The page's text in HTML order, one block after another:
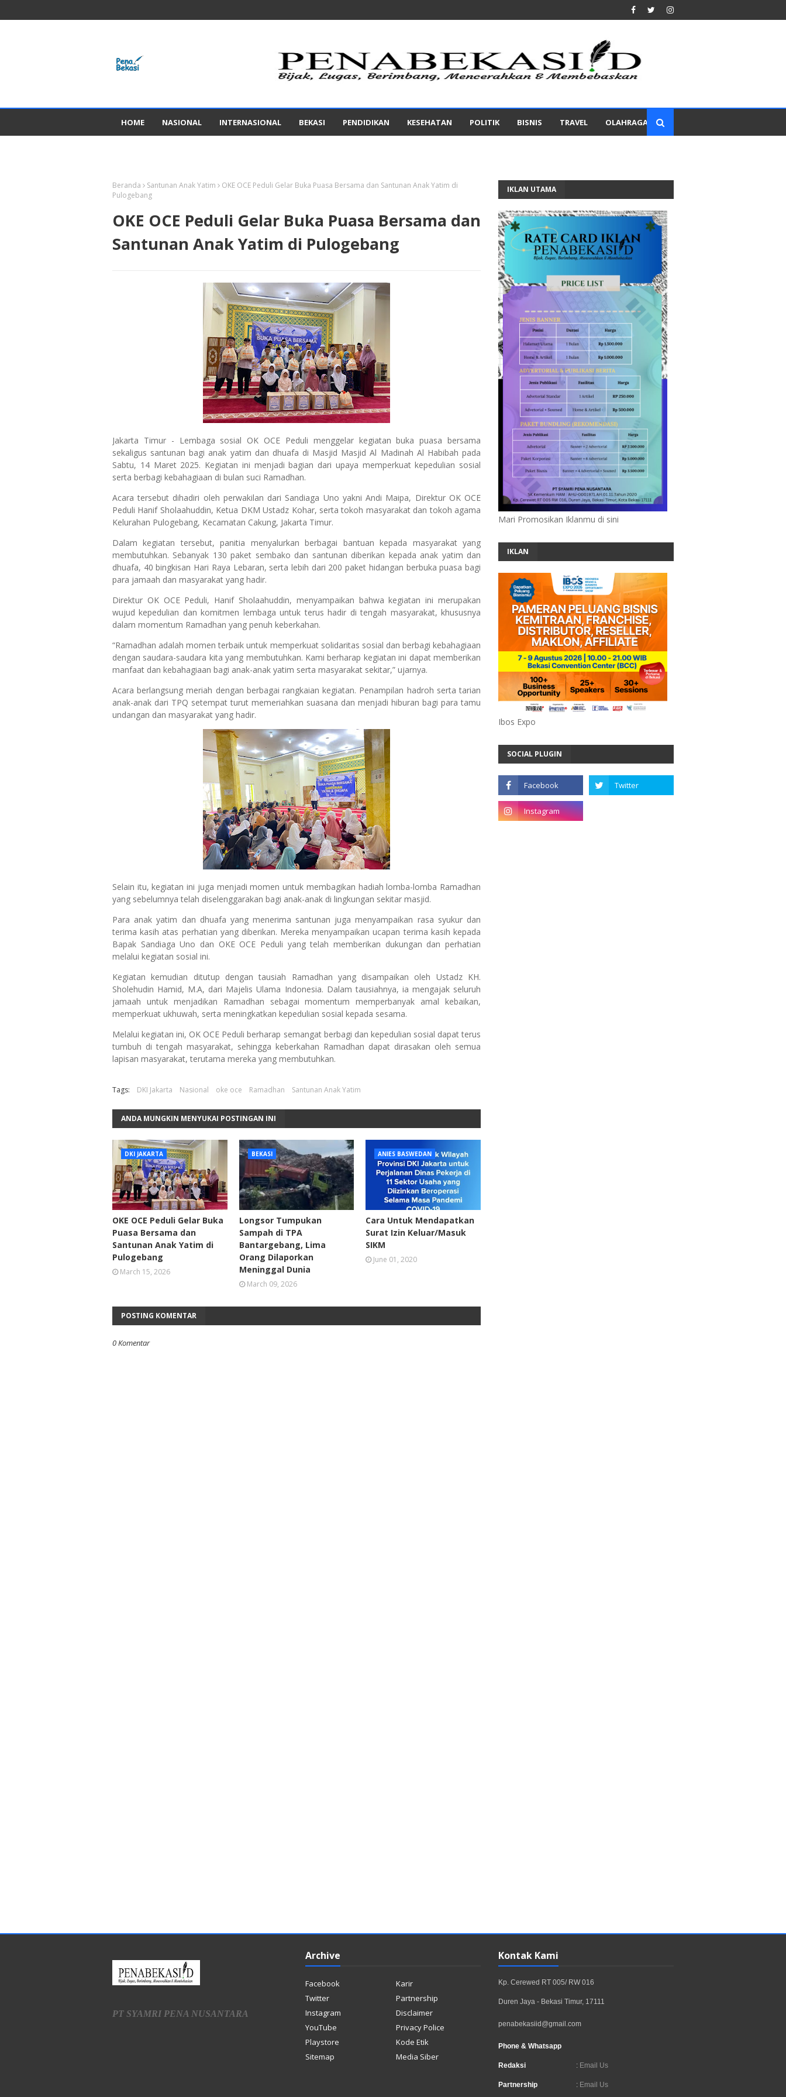
HOME NASIONAL INTERNASIONAL BEKASI PENDIDIKAN KESEHATAN POLITIK BISNIS TRAVEL OLAHRAGA
Beranda Santunan Anak Yatim
OKE OCE Peduli Gelar Buka Puasa Bersama dan Santunan Anak Yatim di
Pulogebang
OKE OCE Peduli Gelar Buka Puasa Bersama dan
Santunan Anak Yatim di Pulogebang
Jakarta Timur - Lembaga sosial OK OCE Peduli menggelar kegiatan buka puasa bersama
sekaligus santunan bagi anak yatim dan dhuafa di Masjid Masjid Al Madinah Al Habibah pada
Sabtu, 14 Maret 2025. Kegiatan ini menjadi bagian dari upaya memperkuat kepedulian sosial
serta berbagi kebahagiaan di bulan suci Ramadhan.
Acara tersebut dihadiri oleh perwakilan dari Sandiaga Uno yakni Andi Maipa, Direktur OK OCE
Peduli Hanif Sholaahuddin, Ketua DKM Ustadz Kohar, serta tokoh masyarakat dan tokoh agama
Kelurahan Pulogebang, Kecamatan Cakung, Jakarta Timur.
Dalam kegiatan tersebut, panitia menyalurkan berbagai bantuan kepada masyarakat yang
membutuhkan. Sebanyak 130 paket sembako dan santunan diberikan kepada anak yatim dan
dhuafa, 40 bingkisan Hari Raya Lebaran, serta lebih dari 200 paket hidangan berbuka puasa bagi
para jamaah dan masyarakat yang hadir.
Direktur OK OCE Peduli, Hanif Sholaahuddin, menyampaikan bahwa kegiatan ini merupakan
wujud kepedulian dan komitmen lembaga untuk terus hadir di tengah masyarakat, khususnya
dalam momentum Ramadhan yang penuh keberkahan.
“Ramadhan adalah momen terbaik untuk memperkuat solidaritas sosial dan berbagi kebahagiaan
dengan saudara-saudara kita yang membutuhkan. Kami berharap kegiatan ini dapat memberikan
manfaat dan kebahagiaan bagi anak-anak yatim serta masyarakat sekitar,” ujarnya.
Acara berlangsung meriah dengan berbagai rangkaian kegiatan. Penampilan hadroh serta tarian
anak-anak dari TPQ setempat turut memeriahkan suasana dan menjadi hiburan bagi para tamu
undangan dan masyarakat yang hadir.
Selain itu, kegiatan ini juga menjadi momen untuk membagikan hadiah lomba-lomba Ramadhan
yang sebelumnya telah diselenggarakan bagi anak-anak di lingkungan sekitar masjid.
Para anak yatim dan dhuafa yang menerima santunan juga menyampaikan rasa syukur dan
terima kasih atas perhatian yang diberikan. Mereka menyampaikan ucapan terima kasih kepada
Bapak Sandiaga Uno dan OKE OCE Peduli yang telah memberikan dukungan dan perhatian
melalui kegiatan sosial ini.
Kegiatan kemudian ditutup dengan tausiah Ramadhan yang disampaikan oleh Ustadz KH.
Sholehudin Hamid, M.A, dari Majelis Ulama Indonesia. Dalam tausiahnya, ia mengajak seluruh
jamaah untuk menjadikan Ramadhan sebagai momentum memperbanyak amal kebaikan,
memperkuat ukhuwah, serta meningkatkan kepedulian sosial kepada sesama.
Melalui kegiatan ini, OK OCE Peduli berharap semangat berbagi dan kepedulian sosial dapat terus
tumbuh di tengah masyarakat, sehingga keberkahan Ramadhan dapat dirasakan oleh semua
lapisan masyarakat, terutama mereka yang membutuhkan.
Tags: DKI Jakarta Nasional oke oce Ramadhan Santunan Anak Yatim
ANDA MUNGKIN MENYUKAI POSTINGAN INI
DKI JAKARTA
OKE OCE Peduli Gelar Buka
Puasa Bersama dan
Santunan Anak Yatim di
Pulogebang
March 15, 2026
BEKASI
Longsor Tumpukan
Sampah di TPA
Bantargebang, Lima
Orang Dilaporkan
Meninggal Dunia
March 09, 2026
ANIES BASWEDAN
Cara Untuk Mendapatkan
Surat Izin Keluar/Masuk
SIKM
June 01, 2020
POSTING KOMENTAR
0 Komentar
IKLAN UTAMA
Mari Promosikan Iklanmu di sini
IKLAN
Ibos Expo
SOCIAL PLUGIN
PT SYAMRI PENA NUSANTARA
Archive
Facebook
Karir
Twitter
Partnership
Instagram
Disclaimer
YouTube
Privacy Police
Playstore
Kode Etik
Sitemap
Media Siber
Kontak Kami
Kp. Cerewed RT 005/ RW 016
Duren Jaya - Bekasi Timur, 17111
penabekasiid@gmail.com
Phone & Whatsapp
Redaksi : Email Us
Partnership : Email Us